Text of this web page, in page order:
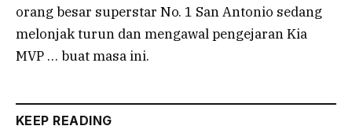
orang besar superstar No. 1 San Antonio sedang
melonjak turun dan mengawal pengejaran Kia
MVP … buat masa ini.
KEEP READING